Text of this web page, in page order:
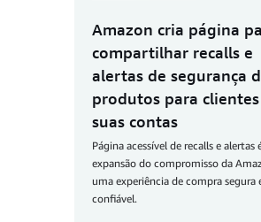
Amazon cria página
compartilhar recalls e
alertas de segurança
produtos para
suas contas
Página acessível de recalls e alertas
expansão do compromisso da
uma experiência de compra segura
confiável.